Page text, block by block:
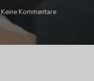
Keine Kommentare